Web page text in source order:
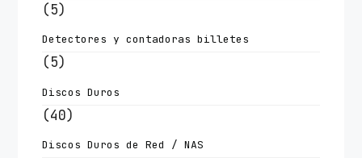
(5)
Detectores y contadoras billetes
(5)
Discos Duros
(40)
Discos Duros de Red / NAS